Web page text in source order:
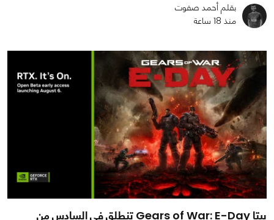
بقلم أحمد صفوت
منذ 18 ساعة
بيتا Gears of War: E-Day تنطلق في السادس من